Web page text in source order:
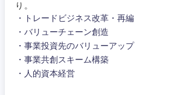
り。
トレードビジネス改革・再編
バリューチェーン創造
事業投資先のバリューアップ
事業共創スキーム構築
人的資本経営
経営企
画・事業
企画
経営企画・事業企画
経営ボード
商社・卸
北海道・東北地方
北海道
希望年収